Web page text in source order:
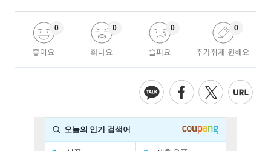
좋아요
0
화나요
0
슬퍼요
0
추가취재 원해요
0